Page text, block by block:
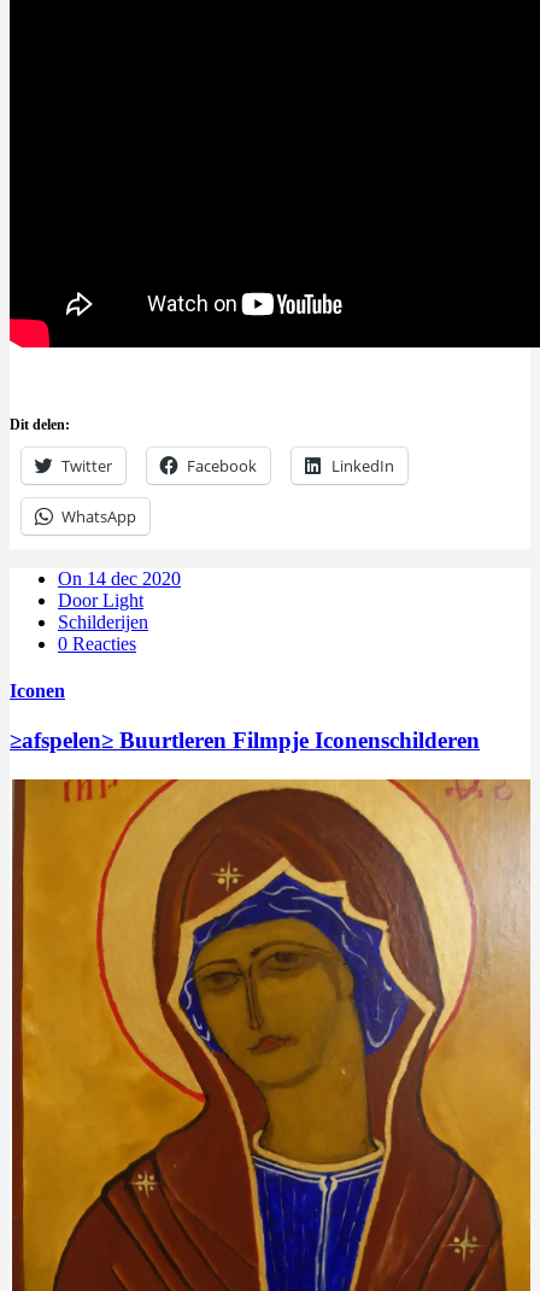
Dit delen:
Twitter Facebook LinkedIn
WhatsApp
On 14 dec 2020
Door Light
Schilderijen
0 Reacties
Iconen
≥afspelen≥ Buurtleren Filmpje Iconenschilderen